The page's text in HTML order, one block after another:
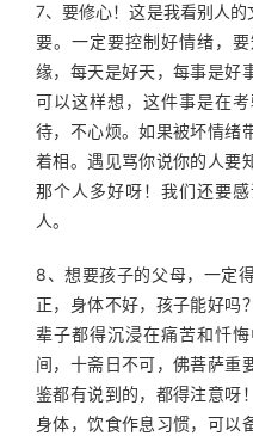
7、要修心！这是我看别人
要。一定要控制好情绪，
缘，每天是好天，每事是好
可以这样想，这件事是在
待，不心烦。如果被坏情绪
着相。遇见骂你说你的人要
那个人多好呀！我们还要
人。
8、想要孩子的父母，一定
正，身体不好，孩子能好吗
辈子都得沉浸在痛苦和忏
间，十斋日不可，佛菩萨重
鉴都有说到的，都得注意呀
身体，饮食作息习惯，可以